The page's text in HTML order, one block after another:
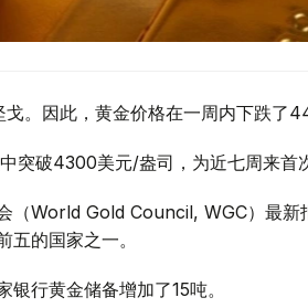
。因此，黄金价格在一周内下跌了
突破4300美元/盎司，为近七周来首
（World Gold Council, WGC）最
的国家之一。
行黄金储备增加了15吨。